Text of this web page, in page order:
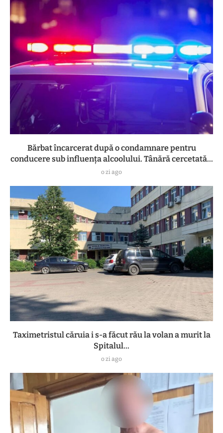
Bărbat încarcerat după o condamnare pentru
conducere sub influența alcoolului. Tânără cercetată...
o zi ago
Taximetristul căruia i s-a făcut rău la volan a murit la
Spitalul...
o zi ago